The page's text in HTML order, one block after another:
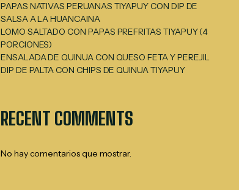
PAPAS NATIVAS PERUANAS TIYAPUY CON DIP DE
SALSA A LA HUANCAINA
LOMO SALTADO CON PAPAS PREFRITAS TIYAPUY (4
PORCIONES)
ENSALADA DE QUINUA CON QUESO FETA Y PEREJIL
DIP DE PALTA CON CHIPS DE QUINUA TIYAPUY
RECENT COMMENTS
No hay comentarios que mostrar.